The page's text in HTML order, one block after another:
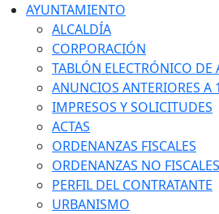
AYUNTAMIENTO
ALCALDÍA
CORPORACIÓN
TABLÓN ELECTRÓNICO DE
ANUNCIOS ANTERIORES A
IMPRESOS Y SOLICITUDES
ACTAS
ORDENANZAS FISCALES
ORDENANZAS NO FISCALES
PERFIL DEL CONTRATANTE
URBANISMO